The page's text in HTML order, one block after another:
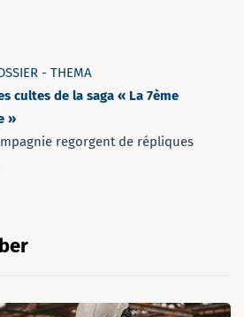
- THEMA
cultes de la saga « La 7ème
»
regorgent de répliques